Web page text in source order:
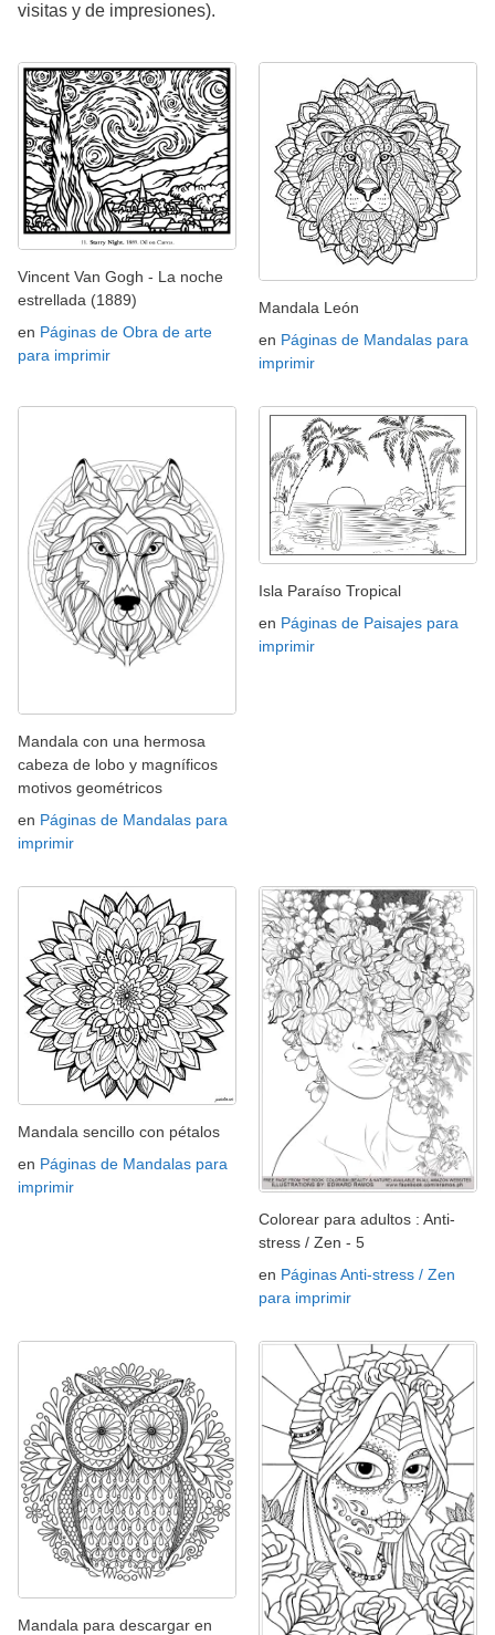
visitas y de impresiones).
Vincent Van Gogh - La noche
estrellada (1889)
en Páginas de Obra de arte
para imprimir
Mandala León
en Páginas de Mandalas para
imprimir
Mandala con una hermosa
cabeza de lobo y magníficos
motivos geométricos
en Páginas de Mandalas para
imprimir
Isla Paraíso Tropical
en Páginas de Paisajes para
imprimir
Mandala sencillo con pétalos
en Páginas de Mandalas para
imprimir
Colorear para adultos : Anti-
stress / Zen - 5
en Páginas Anti-stress / Zen
para imprimir
Mandala para descargar en